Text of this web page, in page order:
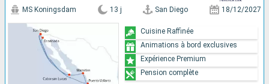
MS Koningsdam 13 j San Diego 18/12/2027
Cuisine Raffinée
Animations à bord exclusives
Expérience Premium
Pension complète